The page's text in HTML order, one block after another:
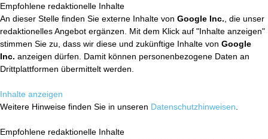
Empfohlene redaktionelle Inhalte
An dieser Stelle finden Sie externe Inhalte von Google Inc. , die unser
redaktionelles Angebot ergänzen. Mit dem Klick auf "Inhalte anzeigen"
stimmen Sie zu, dass wir diese und zukünftige Inhalte von Google
Inc. anzeigen dürfen. Damit können personenbezogene Daten an
Drittplattformen übermittelt werden.
Inhalte anzeigen
Weitere Hinweise finden Sie in unseren Datenschutzhinweisen
Empfohlene redaktionelle Inhalte